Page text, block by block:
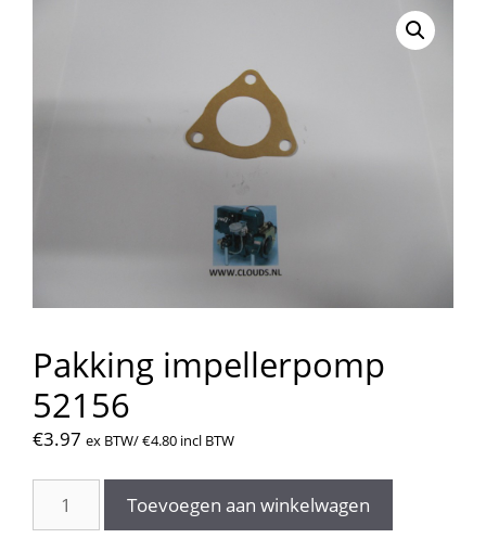
Pakking impellerpomp
52156
€3.97 ex BTW/€4.80 incl BTW
impellerpomp
Toevoegen aan winkelwagen